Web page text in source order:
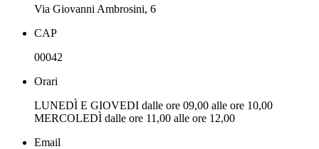
Via Giovanni Ambrosini, 6
CAP
00042
Orari
LUNEDÌ E GIOVEDI dalle ore 09,00 alle ore 10,00
MERCOLEDÌ dalle ore 11,00 alle ore 12,00
Email